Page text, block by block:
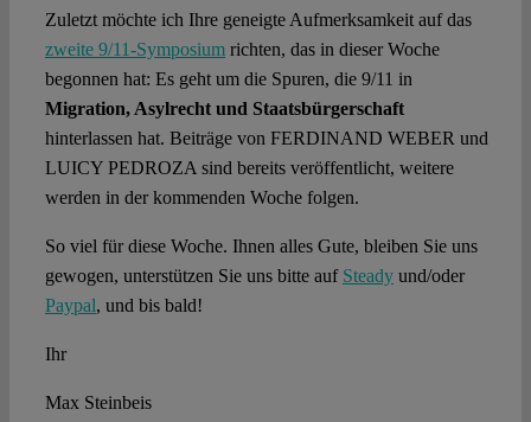
Zuletzt möchte ich Ihre geneigte Aufmerksamkeit auf das
zweite 9/11-Symposiumrichten, das in dieser Woche
begonnen hat: Es geht um die Spuren, die 9/11 in
Migration, Asylrecht und Staatsbürgerschaft
hinterlassen hat. Beiträge von FERDINAND WEBER und
LUICY PEDROZA sind bereits veröffentlicht, weitere
werden in der kommenden Woche folgen.
So viel für diese Woche. Ihnen alles Gute, bleiben Sie uns
gewogen, unterstützen Sie uns bitte auf Steadyund/oder
Paypal, und bis bald!
Ihr
Max Steinbeis